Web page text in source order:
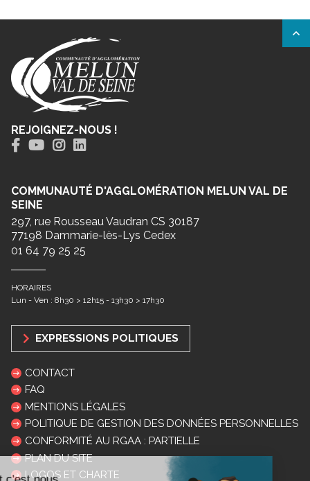
REJOIGNEZ-NOUS !
COMMUNAUTÉ D'AGGLOMÉRATION MELUN VAL DE
SEINE
297, rue Rousseau Vaudran CS 30187
77198 Dammarie-lès-Lys Cedex
01 64 79 25 25
HORAIRES
Lun - Ven : 8h30 > 12h15 - 13h30 > 17h30
EXPRESSIONS POLITIQUES
CONTACT
FAQ
MENTIONS LÉGALES
POLITIQUE DE GESTION DES DONNÉES PERSONNELLES
CONFORMITÉ AU RGAA : PARTIELLE
PLAN DU SITE
LOGOS ET CHARTE